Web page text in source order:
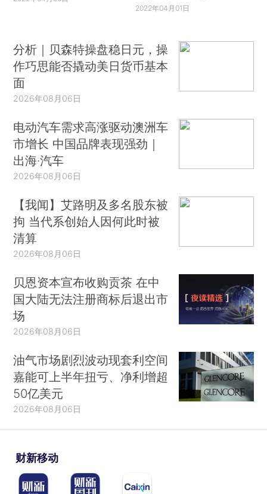
2022年04月01日
分析｜贝森特操盘稳日元，操
作巧思能否撬动美日货币基本
面
2026年08月06日
电动汽车需求高涨驱动澳洲车
市增长 中国品牌表现强劲｜
出海·汽车
2026年08月06日
【我闻】艾路明及多名股东被
拘 当代系创始人因何此时被
清算
2026年08月06日
贝恩资本宣布收购贡茶 在中
国大陆无法注册商标后退出市
场
2026年08月06日
油气市场剧烈波动现套利空间
嘉能可上半年扭亏、净利增超
50亿美元
2026年08月06日
财新移动